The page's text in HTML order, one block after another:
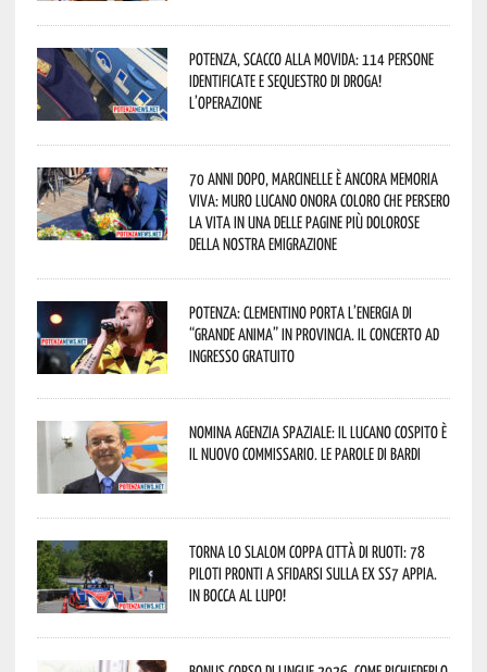
Potenza, scacco alla movida: 114 persone
identificate e sequestro di droga!
L’operazione
70 anni dopo, Marcinelle è ancora memoria
viva: Muro Lucano onora coloro che persero
la vita in una delle pagine più dolorose
della nostra emigrazione
Potenza: Clementino porta l’energia di
“Grande Anima” in provincia. Il concerto ad
ingresso gratuito
Nomina Agenzia Spaziale: il lucano Cospito è
il nuovo commissario. Le parole di Bardi
Torna lo Slalom Coppa Città di Ruoti: 78
piloti pronti a sfidarsi sulla ex SS7 Appia.
In bocca al lupo!